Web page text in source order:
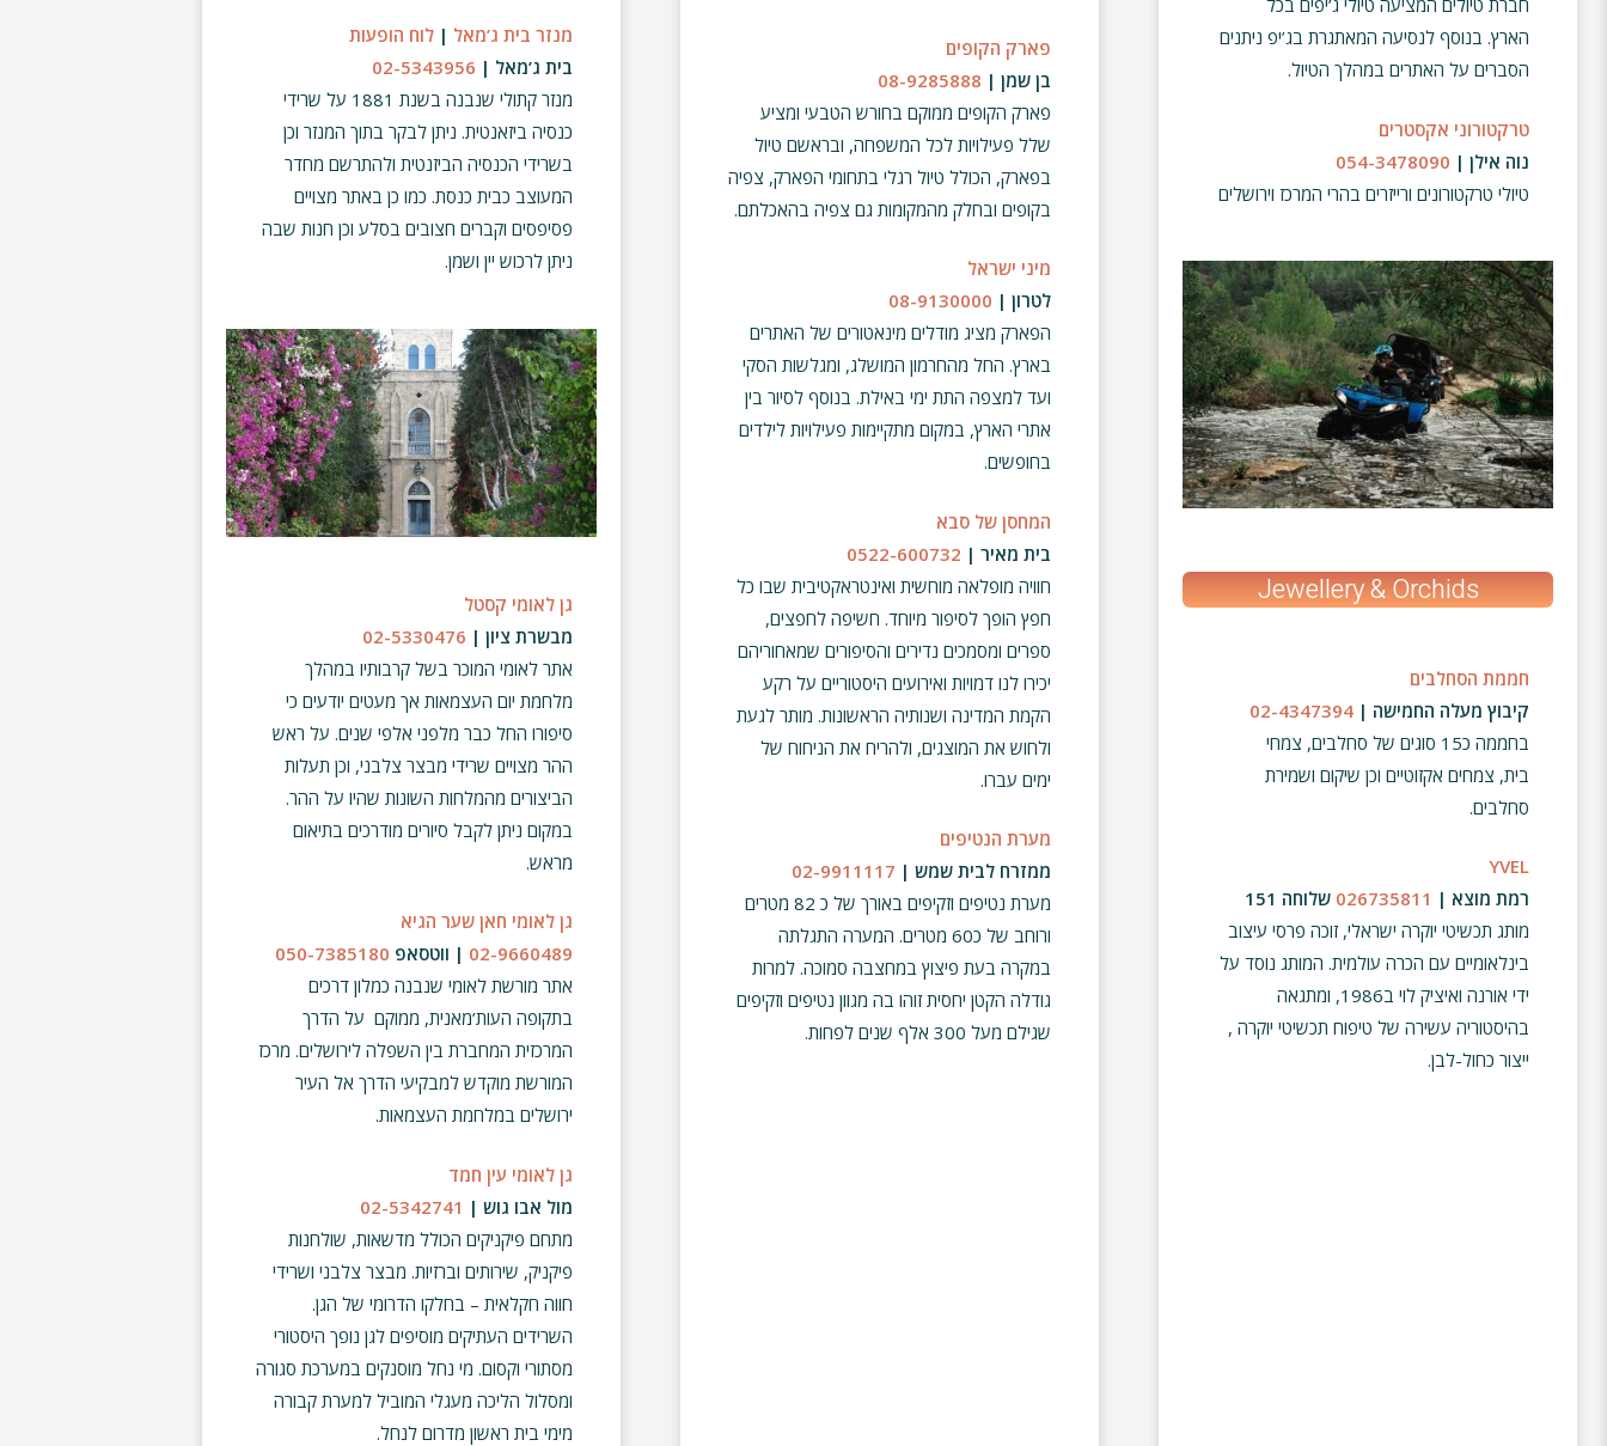
חברת טיולים המציעה טיולי ג’יפים בכל
הארץ. בנוסף לנסיעה המאתגרת בג’יפ ניתנים
הסברים על האתרים במהלך הטיול.
טרקטורוני אקסטרים
נוה אילן | 054-3478090
טיולי טרקטורונים ורייזרים בהרי המרכז וירושלים
Jewellery & Orchids
חממת הסחלבים
קיבוץ מעלה החמישה | 02-4347394
בחממה כ15 סוגים של סחלבים, צמחי
בית, צמחים אקזוטיים וכן שיקום ושמירת
סחלבים.
YVEL
רמת מוצא | 026735811 שלוחה 151
מותג תכשיטי יוקרה ישראלי, זוכה פרסי עיצוב
בינלאומיים עם הכרה עולמית. המותג נוסד על
ידי אורנה ואיציק לוי ב1986, ומתגאה
בהיסטוריה עשירה של טיפוח תכשיטי יוקרה ,
ייצור כחול-לבן.
פארק הקופים
בן שמן | 08-9285888
פארק הקופים ממוקם בחורש הטבעי ומציע
שלל פעילויות לכל המשפחה, ובראשם טיול
בפארק, הכולל טיול רגלי בתחומי הפארק, צפיה
בקופים ובחלק מהמקומות גם צפיה בהאכלתם.
מיני ישראל
לטרון | 08-9130000
הפארק מציג מודלים מינאטורים של האתרים
בארץ. החל מהחרמון המושלג, ומגלשות הסקי
ועד למצפה התת ימי באילת. בנוסף לסיור בין
אתרי הארץ, במקום מתקיימות פעילויות לילדים
בחופשים.
המחסן של סבא
בית מאיר | 0522-600732
חוויה מופלאה מוחשית ואינטראקטיבית שבו כל
חפץ הופך לסיפור מיוחד. חשיפה לחפצים,
ספרים ומסמכים נדירים והסיפורים שמאחוריהם
יכירו לנו דמויות ואירועים היסטוריים על רקע
הקמת המדינה ושנותיה הראשונות. מותר לגעת
ולחוש את המוצגים, ולהריח את הניחוח של
ימים עברו.
מערת הנטיפים
ממזרח לבית שמש | 02-9911117
מערת נטיפים וזקיפים באורך של כ 82 מטרים
ורוחב של כ60 מטרים. המערה התגלתה
במקרה בעת פיצוץ במחצבה סמוכה. למרות
גודלה הקטן יחסית זוהו בה מגוון נטיפים וזקיפים
שגילם מעל 300 אלף שנים לפחות.
מנזר בית ג’מאל | לוח הופעות
בית ג’מאל | 02-5343956
מנזר קתולי שנבנה בשנת 1881 על שרידי
כנסיה ביזאנטית. ניתן לבקר בתוך המנזר וכן
בשרידי הכנסיה הביזנטית ולהתרשם מחדר
המעוצב כבית כנסת. כמו כן באתר מצויים
פסיפסים וקברים חצובים בסלע וכן חנות שבה
ניתן לרכוש יין ושמן.
גן לאומי קסטל
מבשרת ציון | 02-5330476
אתר לאומי המוכר בשל קרבותיו במהלך
מלחמת יום העצמאות אך מעטים יודעים כי
סיפורו החל כבר מלפני אלפי שנים. על ראש
ההר מצויים שרידי מבצר צלבני, וכן תעלות
הביצורים מהמלחות השונות שהיו על ההר.
במקום ניתן לקבל סיורים מודרכים בתיאום
מראש.
גן לאומי חאן שער הגיא
02-9660489 | ווטסאפ 050-7385180
אתר מורשת לאומי שנבנה כמלון דרכים
בתקופה העות’מאנית, ממוקם על הדרך
המרכזית המחברת בין השפלה לירושלים. מרכז
המורשת מוקדש למבקיעי הדרך אל העיר
ירושלים במלחמת העצמאות.
גן לאומי עין חמד
מול אבו גוש | 02-5342741
מתחם פיקניקים הכולל מדשאות, שולחנות
פיקניק, שירותים וברזיות. מבצר צלבני ושרידי
חווה חקלאית – בחלקו הדרומי של הגן.
השרידים העתיקים מוסיפים לגן נופך היסטורי
מסתורי וקסום. מי נחל מוסנקים במערכת סגורה
ומסלול הליכה מעגלי המוביל למערת קבורה
מימי בית ראשון מדרום לנחל.